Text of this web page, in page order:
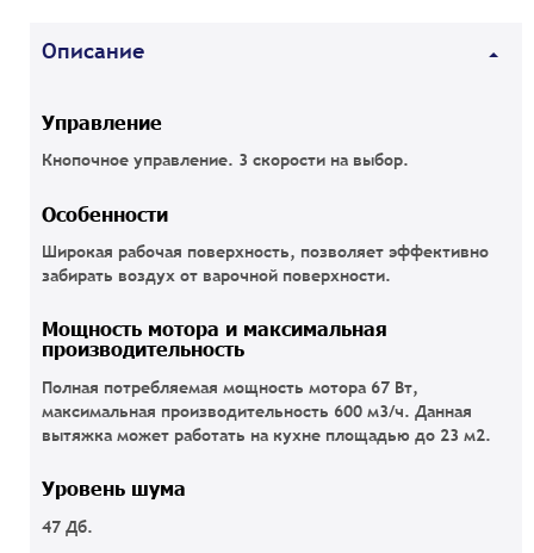
Описание
Управление
Кнопочное управление. 3 скорости на выбор.
Особенности
Широкая рабочая поверхность, позволяет эффективно
забирать воздух от варочной поверхности.
Мощность мотора и максимальная
производительность
Полная потребляемая мощность мотора 67 Вт,
максимальная производительность 600 м3/ч. Данная
вытяжка может работать на кухне площадью до 23 м2.
Уровень шума
47 Дб.